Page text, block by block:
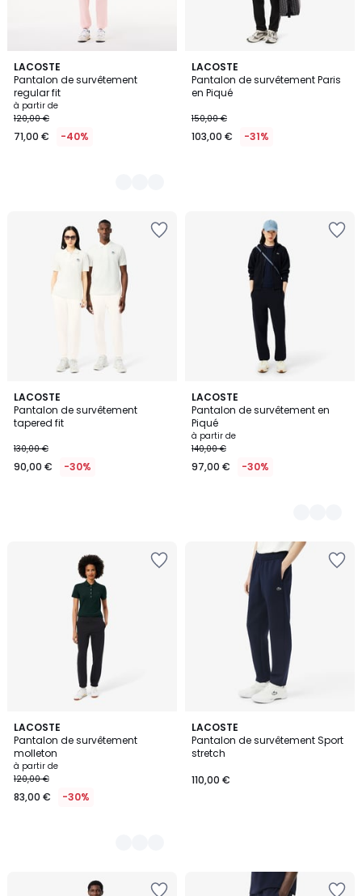
LACOSTE
Pantalon de survêtement
regular fit
à partir de
120,00 €
71,00 € -40%
4
Couleurs
LACOSTE
Pantalon de survêtement Paris
en Piqué
150,00 €
103,00 € -31%
LACOSTE
Pantalon de survêtement
tapered fit
130,00 €
90,00 € -30%
LACOSTE
Pantalon de survêtement en
Piqué
à partir de
140,00 €
97,00 € -30%
3
Couleurs
LACOSTE
Pantalon de survêtement
molleton
à partir de
120,00 €
83,00 € -30%
4
Couleurs
LACOSTE
Pantalon de survêtement Sport
stretch
110,00 €